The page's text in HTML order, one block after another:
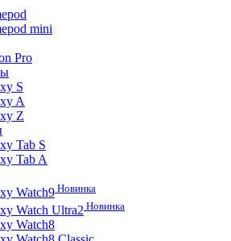
mini
Pro
S
A
Z
Tab S
Tab A
Watch9 Новинка
Watch Ultra2 Новинка
Watch8